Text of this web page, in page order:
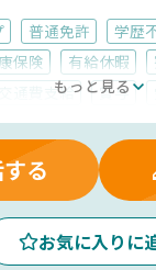
エージェントを通じて
普通免許 学歴
保険 有給休暇
交通費支給 賞与
・作業着貸与 昇
社宅対応可
離 手積み ル
冷蔵・冷凍車
もっと見る
る
お気に入りに